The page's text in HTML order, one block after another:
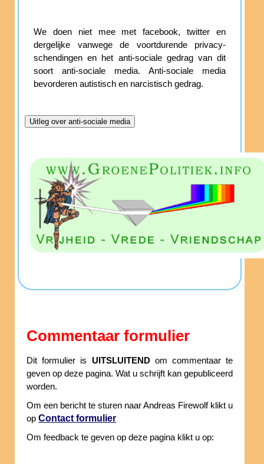
We doen niet mee met facebook, twitter en
dergelijke vanwege de voortdurende privacy-
schendingen en het anti-sociale gedrag van dit
soort anti-sociale media. Anti-sociale media
bevorderen autistisch en narcistisch gedrag.
Commentaar formulier
Dit formulier is UITSLUITENDom commentaar te
geven op deze pagina. Wat u schrijft kan gepubliceerd
worden.
Om een bericht te sturen naar Andreas Firewolf klikt u
op Contact formulier
Om feedback te geven op deze pagina klikt u op: